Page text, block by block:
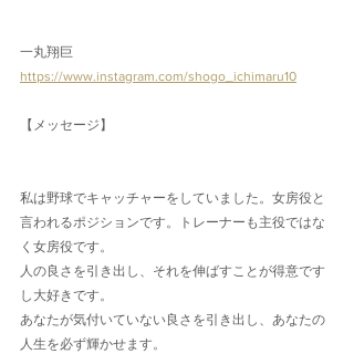
一丸翔巨
https://www.instagram.com/shogo_ichimaru10
【メッセージ】
私は野球でキャッチャーをしていました。女房役と
言われるポジションです。トレーナーも主役ではな
く女房役です。
人の良さを引き出し、それを伸ばすことが得意です
し大好きです。
あなたが気付いていない良さを引き出し、あなたの
人生を必ず輝かせます。